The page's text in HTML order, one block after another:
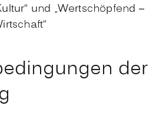
und „Wertschöpfend –
der